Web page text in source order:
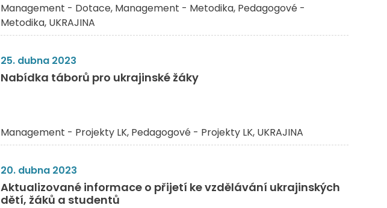
Management - Dotace Management - Metodika Pedagogové -
Metodika UKRAJINA
25. dubna 2023
Nabídka táborů pro ukrajinské žáky
Management - Projekty LK Pedagogové - Projekty LK UKRAJINA
20. dubna 2023
Aktualizované informace o přijetí ke vzdělávání ukrajinských
dětí, žáků a studentů